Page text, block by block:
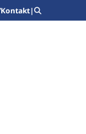
Kontakt|